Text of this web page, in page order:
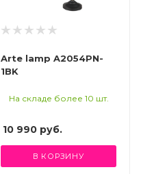
Arte lamp A2054PN-
1BK
На складе более 10 шт.
10 990руб.
В КОРЗИНУ